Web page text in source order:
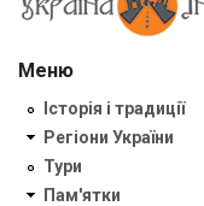
Меню
Історія і традиції
Регіони України
Тури
Пам'ятки